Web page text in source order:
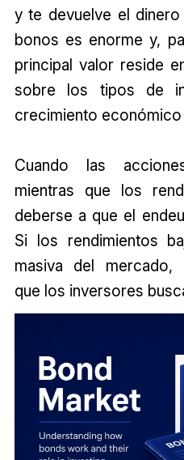
y te devuelve el
bonos es enorme y,
principal valor reside
sobre los tipos de
crecimiento
Cuando las
mientras que los
deberse a que el
Si los rendimientos
masiva del mercado,
que los inversores